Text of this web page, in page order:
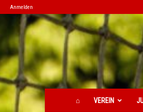
Anmelden
⌂ VEREIN